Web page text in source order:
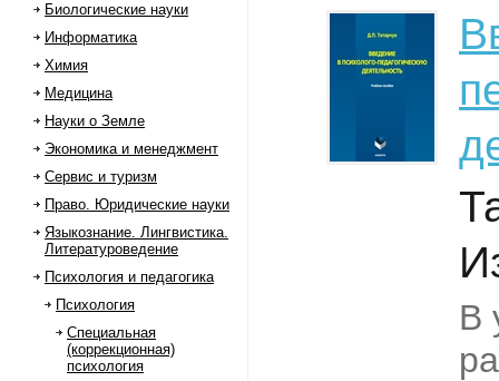
Биологические науки
Информатика
Химия
Медицина
Науки о Земле
Экономика и менеджмент
Сервис и туризм
Право. Юридические науки
Языкознание. Лингвистика.
Литературоведение
Психология и педагогика
Психология
Специальная
(коррекционная)
психология
В